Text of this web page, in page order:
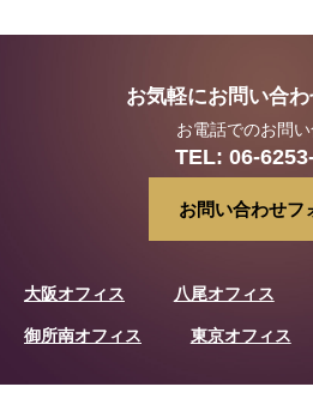
お気軽にお問い合
お電話でのお問
TEL: 06-
お問い合わせフ
大阪オフィス 八尾オフィス
御所南オフィス 東京オフィス